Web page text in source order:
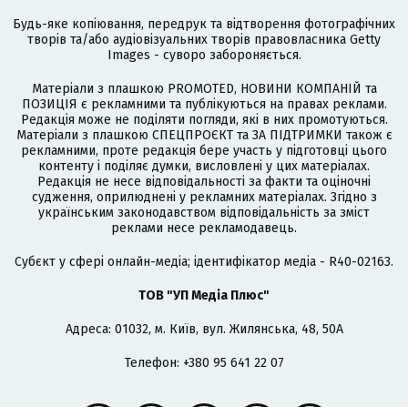
Будь-яке копіювання, передрук та відтворення фотографічних
творів та/або аудіовізуальних творів правовласника Getty
Images - суворо забороняється.
Матеріали з плашкою PROMOTED, НОВИНИ КОМПАНІЙ та
ПОЗИЦІЯ є рекламними та публікуються на правах реклами.
Редакція може не поділяти погляди, які в них промотуються.
Матеріали з плашкою СПЕЦПРОЄКТ та ЗА ПІДТРИМКИ також є
рекламними, проте редакція бере участь у підготовці цього
контенту і поділяє думки, висловлені у цих матеріалах.
Редакція не несе відповідальності за факти та оціночні
судження, оприлюднені у рекламних матеріалах. Згідно з
українським законодавством відповідальність за зміст
реклами несе рекламодавець.
Cубєкт у сфері онлайн-медіа; ідентифікатор медіа - R40-02163.
ТОВ "УП Медіа Плюс"
Адреса: 01032, м. Київ, вул. Жилянська, 48, 50А
Телефон: +380 95 641 22 07